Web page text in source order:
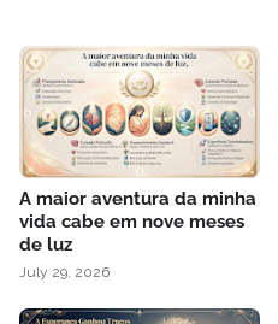
A maior aventura da minha
vida cabe em nove meses
de luz
July 29, 2026